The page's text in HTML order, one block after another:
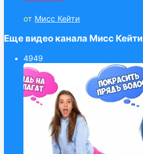
от Мисс Кейти
Еще видео канала Мисс Кейти
4949